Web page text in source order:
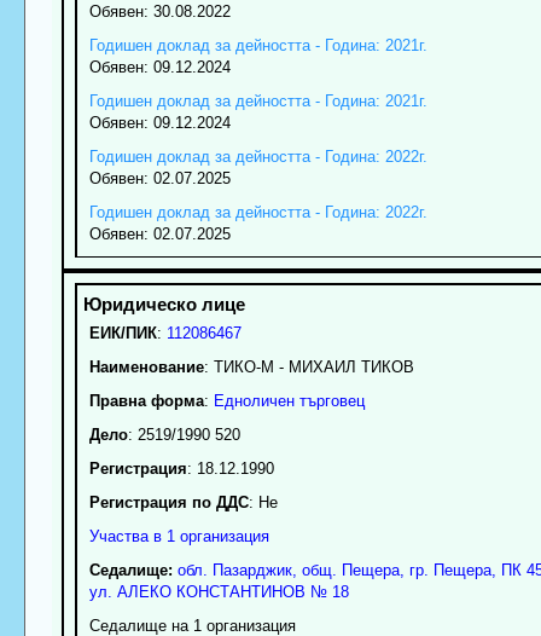
Обявен: 30.08.2022
Годишен доклад за дейността - Година: 2021г.
Обявен: 09.12.2024
Годишен доклад за дейността - Година: 2021г.
Обявен: 09.12.2024
Годишен доклад за дейността - Година: 2022г.
Обявен: 02.07.2025
Годишен доклад за дейността - Година: 2022г.
Обявен: 02.07.2025
ЕИК/ПИК: 112086467
Наименование: ТИКО-М - МИХАИЛ ТИКОВ
Правна форма: Едноличен търговец
Дело: 2519/1990 520
Регистрация: 18.12.1990
Регистрация по ДДС: Нe
Участва в 1 организация
Седалище: обл. Пазарджик, общ. Пещера, гр. Пещера, ПК
ул. АЛЕКО КОНСТАНТИНОВ № 18
Седалище на 1 организация